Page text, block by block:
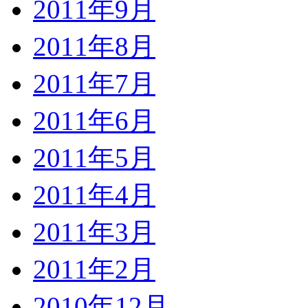
2011年9月
2011年8月
2011年7月
2011年6月
2011年5月
2011年4月
2011年3月
2011年2月